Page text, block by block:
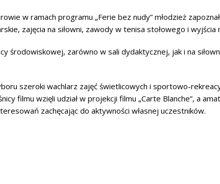
w ramach programu „Ferie bez nudy” młodzież
zajęcia na siłowni, zawody w tenisa stołowego i wyjścia
środowiskowej, zarówno w sali dydaktycznej, jak i na
szeroki wachlarz zajęć świetlicowych i sportowo-
filmu wzięli udział w projekcji filmu „Carte Blanche”, a
zachęcając do aktywności własnej uczestników.